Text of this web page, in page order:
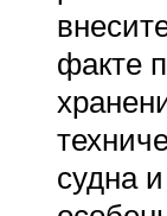
факте
судна